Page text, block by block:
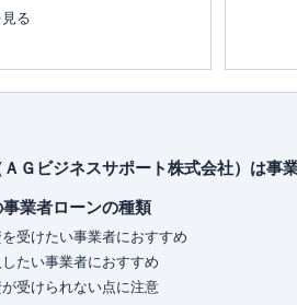
して、金融・保険情報が得
貯める！儲ける！お金が集ま
のマネー&アドバイスの
増やす魔法の質問
る
ます
消し
■書籍
初心
Ｇビジネスサポート株式会社）は事
業者ローンの種類
受けたい事業者におすすめ
たい事業者におすすめ
受けられない点に注意